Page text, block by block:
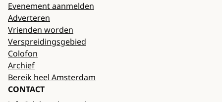
Evenement aanmelden
Adverteren
Vrienden worden
Verspreidingsgebied
Colofon
Archief
Bereik heel Amsterdam
CONTACT